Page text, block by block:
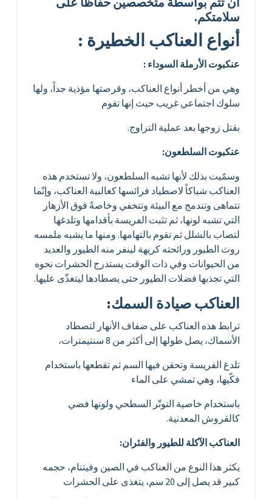
سلامتكم.
أنواع العناكب الخطيرة :
عنكبوت الأرملة السوداء :
وهي من أخطر أنواع العناكب، وقرصتها مؤذية جداً، ولها
سلوك اجتماعي غريب حيث إنها تقوم
بقتل زوجها بعد عملية التزاوج.
عنكبوت السلطعون:
وسمّيت بذلك لأنها تشبه السلطعون، ولا تستخدم هذه
العناكب شباكاً لاصطياد فرائسها كغالبية العناكب، وإنّما
تتماهى وتندمج مع البيئة وتتخفي وخاصةً فوق الأزهار
التي تشبه لونها، ثم تثبت الفريسة بأقدامها وتلدغها
لتصاب بالشلل ثم تقوم بالتهامها. ومنها ما يشبه ملمسه
روث الطيور ورائحته كريهة لينفر منه الطيور والعديد
من الحيوانات وفي ذات الوقت يستدرج الحشرات نحوه
التي تجذبها فضلات الطيور حتى يصطادها ليتغذّى عليها.
العناكب صيادة السمك:
ترابط هذه العناكب على ضفاف الأنهار لتصطاد
الأسماك، يصل طولها إلى أكثر من 8 سنتيمترات،
تلدغ الفريسة وتحقن فيها السم ثم تقطعها باستخدام
فكّيها، وهي تمشي على الماء
باستخدام خاصية التوتّر السطحي ولونها فضي
كالقروش المعدنية.
العناكب الآكلة للطيور والفئران:
يكثر هذا النوع من العناكب في الصين وفيتنام، حجمه
كبير قد يصل إلى 20 سم، يتغذى على الحشرات